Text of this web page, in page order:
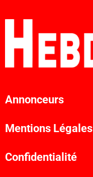
Annonceurs
Mentions Légales
Confidentialité